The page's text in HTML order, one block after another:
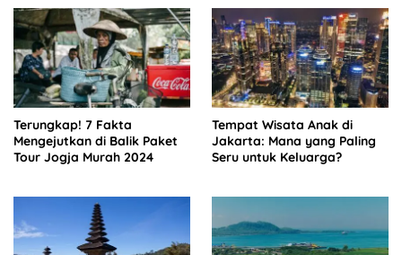
Terungkap! 7 Fakta
Mengejutkan di Balik Paket
Tour Jogja Murah 2024
Tempat Wisata Anak di
Jakarta: Mana yang Paling
Seru untuk Keluarga?